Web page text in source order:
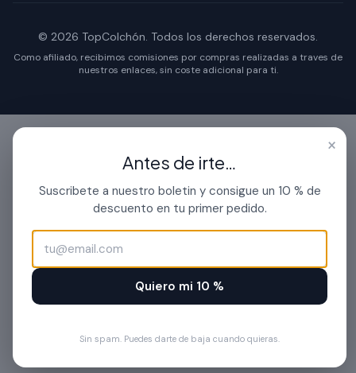
© 2026 TopColchón. Todos los derechos reservados.
Como afiliado, recibimos comisiones por compras realizadas a traves de
nuestros enlaces, sin coste adicional para ti.
×
Antes de irte…
Suscribete a nuestro boletin y consigue un 10 % de
descuento en tu primer pedido.
Quiero mi 10 %
Sin spam. Puedes darte de baja cuando quieras.